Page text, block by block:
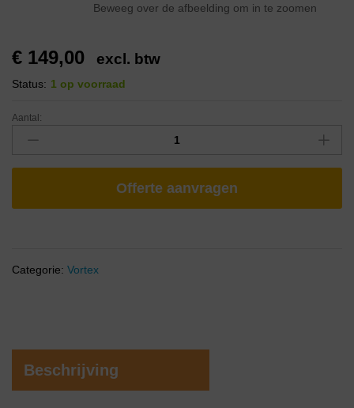
Beweeg over de afbeelding om in te zoomen
€ 149,00 excl. btw
Status: 1 op voorraad
Aantal:
Offerte aanvragen
Categorie: Vortex
Beschrijving